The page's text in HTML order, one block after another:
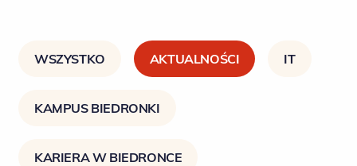
WSZYSTKO AKTUALNOŚCI IT
KAMPUS BIEDRONKI
KARIERA W BIEDRONCE